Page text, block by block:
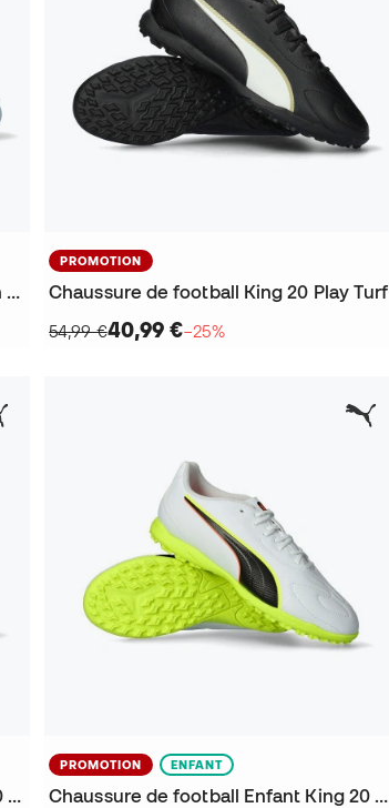
Chaussure de football King 20 Match FG/AG
PROMOTION
Chaussure de football King 20 Play Turf
54,99 €40,99 €−25%
Chaussure de football Enfant King 20 Match Turf
PROMOTION ENFANT
Chaussure de football Enfant King 20 Play Turf